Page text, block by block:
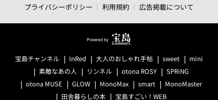
プライバシーポリシー
利用規約 広告掲載について
宝島チャンネル InRed 大人のおしゃれ手帖 sweet
mini
素敵なあの人
リンネル otona ROSY
SPRiNG
otona MUSE
GLOW MonoMax smart
MonoMaster
田舎暮らしの本
宝島すごい！WEB